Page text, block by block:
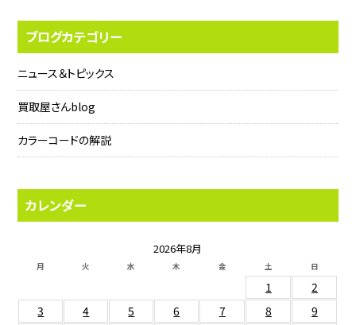
ブログカテゴリー
ニュース＆トピックス
買取屋さんblog
カラーコードの解説
カレンダー
2026年8月
月 火 水 木 金 土 日
1
2
3
4 5 6 7 8
9